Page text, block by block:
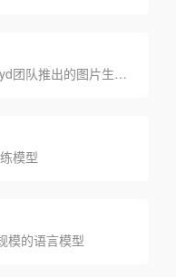
StabilityAI旗下的DeepFloyd团队推出的图片生成模型
模型
模的语言模型